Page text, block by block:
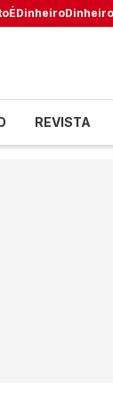
Dinheiro
REVISTA